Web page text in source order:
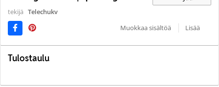
tekijä Telechukv
Muokkaa sisältöä
Lisää
Tulostaulu